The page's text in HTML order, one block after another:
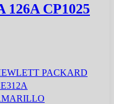
126A CP1025
PACKARD